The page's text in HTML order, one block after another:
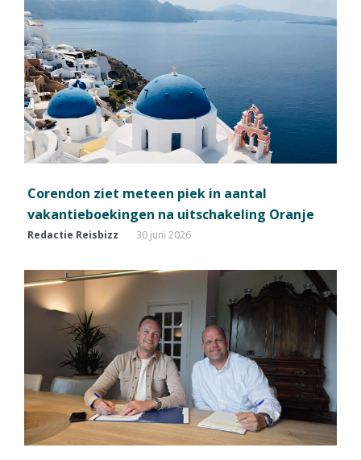
Corendon ziet meteen piek in aantal
vakantieboekingen na uitschakeling Oranje
Redactie Reisbizz 30 juni 2026